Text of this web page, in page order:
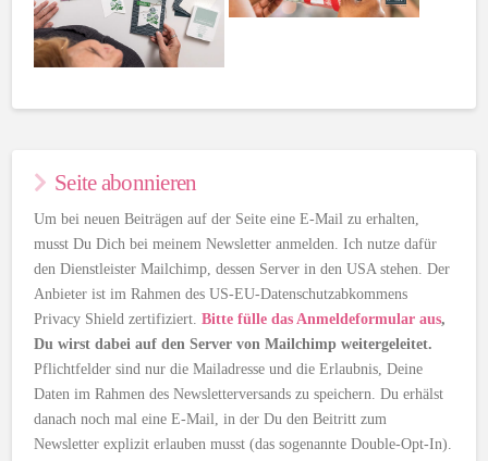
Seite abonnieren
Um bei neuen Beiträgen auf der Seite eine E-Mail zu erhalten,
musst Du Dich bei meinem Newsletter anmelden. Ich nutze dafür
den Dienstleister Mailchimp, dessen Server in den USA stehen. Der
Anbieter ist im Rahmen des US-EU-Datenschutzabkommens
Privacy Shield zertifiziert.Bitte fülle das Anmeldeformular aus,
Du wirst dabei auf den Server von Mailchimp weitergeleitet.
Pflichtfelder sind nur die Mailadresse und die Erlaubnis, Deine
Daten im Rahmen des Newsletterversands zu speichern. Du erhälst
danach noch mal eine E-Mail, in der Du den Beitritt zum
Newsletter explizit erlauben musst (das sogenannte Double-Opt-In).